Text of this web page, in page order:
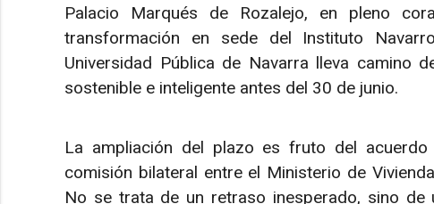
Palacio Marqués de Rozalejo, en pleno
transformación en sede del Instituto
Universidad Pública de Navarra lleva camino
sostenible e inteligente antes del 30 de junio.
La ampliación del plazo es fruto del
comisión bilateral entre el Ministerio de
No se trata de un retraso inesperado, sino